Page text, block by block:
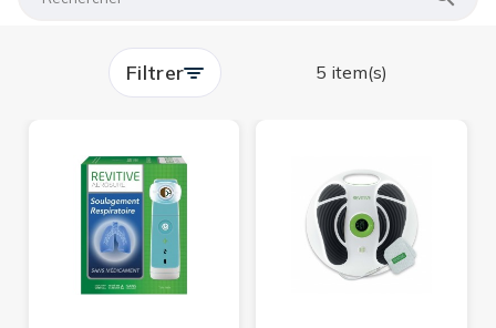
Filtrer 5 item(s)